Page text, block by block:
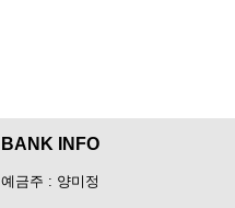
BANK INFO
예금주 : 양미정